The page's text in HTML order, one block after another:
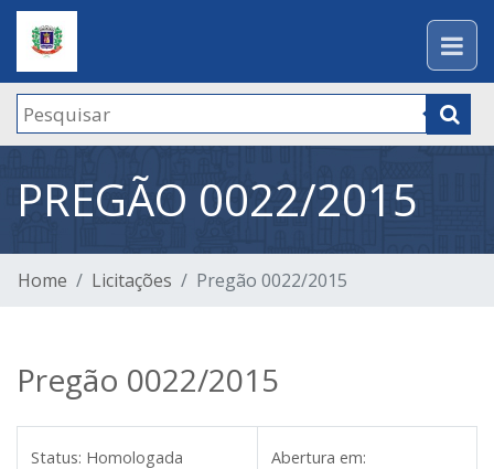
PREGÃO 0022/2015
Home Licitações Pregão 0022/2015
Pregão 0022/2015
Status: Homologada Abertura em: